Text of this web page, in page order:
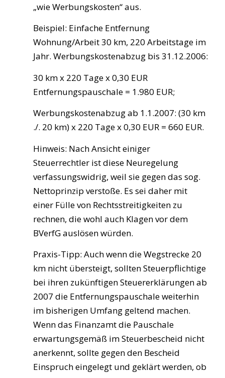
„wie Werbungskosten“ aus.
Beispiel: Einfache Entfernung
Wohnung/Arbeit 30 km, 220 Arbeitstage im
Jahr. Werbungskostenabzug bis 31.12.2006:
30 km x 220 Tage x 0,30 EUR
Entfernungspauschale = 1.980 EUR;
Werbungskostenabzug ab 1.1.2007: (30 km
./. 20 km) x 220 Tage x 0,30 EUR = 660 EUR.
Hinweis: Nach Ansicht einiger
Steuerrechtler ist diese Neuregelung
verfassungswidrig, weil sie gegen das sog.
Nettoprinzip verstoße. Es sei daher mit
einer Fülle von Rechtsstreitigkeiten zu
rechnen, die wohl auch Klagen vor dem
BVerfG auslösen würden.
Praxis-Tipp: Auch wenn die Wegstrecke 20
km nicht übersteigt, sollten Steuerpflichtige
bei ihren zukünftigen Steuererklärungen ab
2007 die Entfernungspauschale weiterhin
im bisherigen Umfang geltend machen.
Wenn das Finanzamt die Pauschale
erwartungsgemäß im Steuerbescheid nicht
anerkennt, sollte gegen den Bescheid
Einspruch eingelegt und geklärt werden, ob